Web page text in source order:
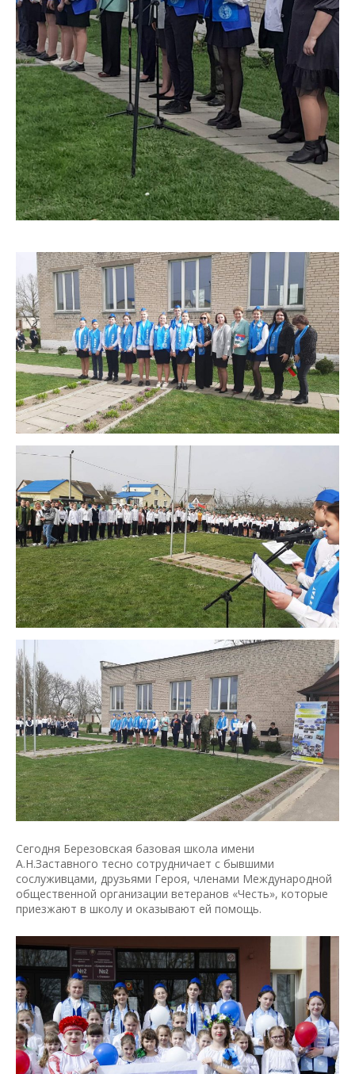
Сегодня Березовская базовая школа имени
А.Н.Заставного тесно сотрудничает с бывшими
сослуживцами, друзьями Героя, членами Международной
общественной организации ветеранов «Честь», которые
приезжают в школу и оказывают ей помощь.